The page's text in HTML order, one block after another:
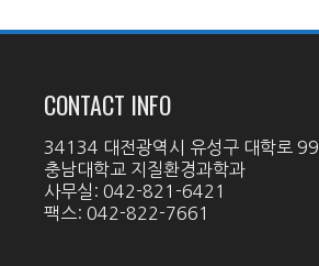
CONTACT INFO
34134 대전광역시 유성구 대학로 99
충남대학교 지질환경과학과
사무실: 042-821-6421
팩스: 042-822-7661